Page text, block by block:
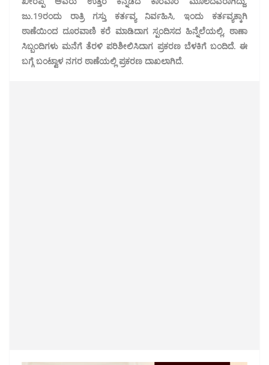
ಜು.19ರಂದು ರಾತ್ರಿ ಗಸ್ತು ಕರ್ತವ್ಯ ನಿರ್ವಹಿಸಿ, ಇಂದು ಕರ್ತವ್ಯಕ್ಕಾಗಿ
ಠಾಣೆಯಿಂದ ದೂರವಾಣಿ ಕರೆ ಮಾಡಿದಾಗ ಸ್ಪಂದಿಸದ ಹಿನ್ನೆಲೆಯಲ್ಲಿ, ಠಾಣಾ
ಸಿಬ್ಬಂದಿಗಳು ಮನೆಗೆ ತೆರಳಿ ಪರಿಶೀಲಿಸಿದಾಗ ಪ್ರಕರಣ ಬೆಳಕಿಗೆ ಬಂದಿದೆ. ಈ
ಬಗ್ಗೆ ಬಂಟ್ವಾಳ ನಗರ ಠಾಣೆಯಲ್ಲಿ ಪ್ರಕರಣ ದಾಖಲಾಗಿದೆ.